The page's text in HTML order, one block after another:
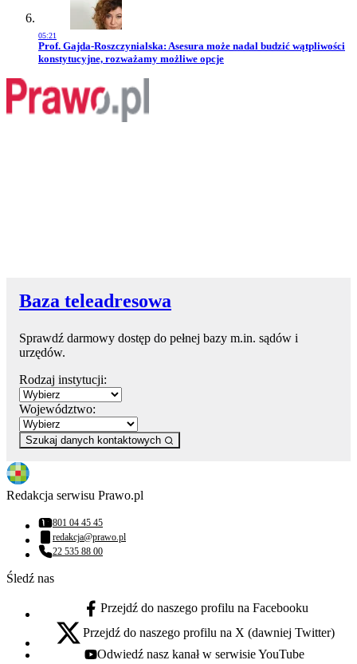
05:21
Przejdź do artykułu:
Prof. Gajda-Roszczynialska: Asesura może nadal budzić wątpliwości
konstytucyjne, rozważamy możliwe opcje
Baza teleadresowa
Sprawdź darmowy dostęp do pełnej bazy m.in. sądów i
urzędów.
Rodzaj instytucji:
Województwo:
Szukaj danych kontaktowych
Redakcja serwisu Prawo.pl
Numer telefonu:
801 04 45 45
Adres email:
redakcja@prawo.pl
Numer telefonu:
22 535 88 00
Śledź nas
facebook - otwiera się w nowej karcie
Przejdź do naszego profilu na Facebooku
x - otwiera się w nowej karcie
Przejdź do naszego profilu na X (dawniej Twitter)
youtube - otwiera się w nowej karcie
Odwiedź nasz kanał w serwisie YouTube